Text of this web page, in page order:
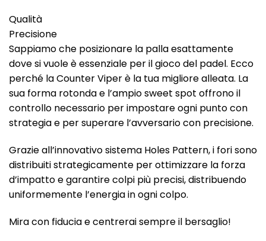
Qualità
Precisione
Sappiamo che posizionare la palla esattamente
dove si vuole è essenziale per il gioco del padel. Ecco
perché la Counter Viper è la tua migliore alleata. La
sua forma rotonda e l’ampio sweet spot offrono il
controllo necessario per impostare ogni punto con
strategia e per superare l’avversario con precisione.
Grazie all’innovativo sistema Holes Pattern, i fori sono
distribuiti strategicamente per ottimizzare la forza
d’impatto e garantire colpi più precisi, distribuendo
uniformemente l’energia in ogni colpo.
Mira con fiducia e centrerai sempre il bersaglio!